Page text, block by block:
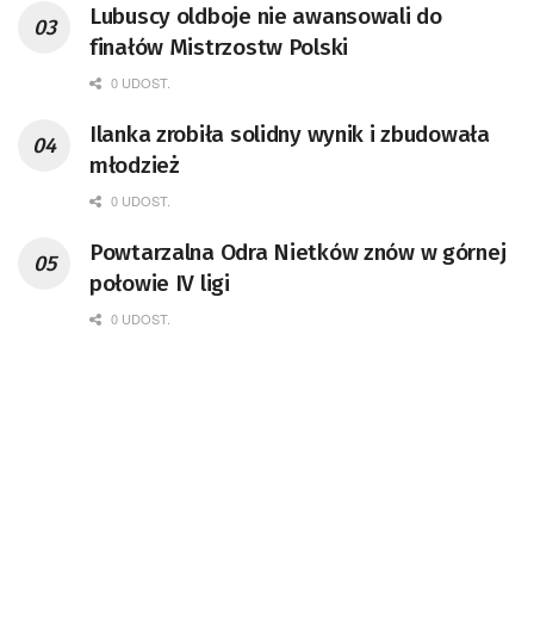
Lubuscy oldboje nie awansowali do
finałów Mistrzostw Polski
0 UDOST.
Ilanka zrobiła solidny wynik i zbudowała
młodzież
0 UDOST.
Powtarzalna Odra Nietków znów w górnej
połowie IV ligi
0 UDOST.